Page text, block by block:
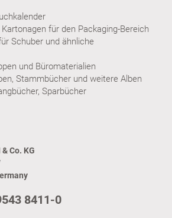
für den Packaging-Bereich
Schuber und ähnliche
und Büromaterialien
Stammbücher und weitere Alben
Sparbücher
Co. KG
8411-0